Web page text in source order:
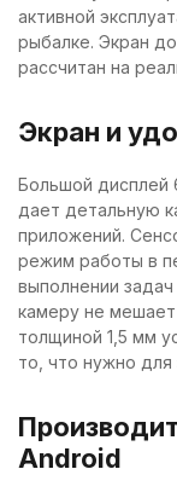
активной
рыбалке. Экран
рассчитан на
Экран и
Большой дисплей
дает детальную
приложений.
режим работы в
выполнении
камеру не мешает
толщиной 1,5 мм
то, что нужно
Android